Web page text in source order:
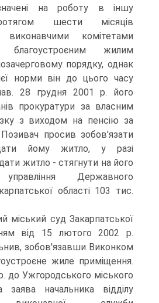
на роботу в іншу
шести місяців
виконавчими комітетами
жилим
порядку, однак
норми він до цього часу
28 грудня 2001 р. його
прокуратури за власним
з виходом на пенсію за
просив зобов'язати
йому житло, у разі
житло - стягнути на його
Державного
області 103 тис.
міський суд Закарпатської
від 15 лютого 2002 р.
зобов'язавши Виконком
жиле приміщення.
до Ужгородського міського
заява начальника відділу